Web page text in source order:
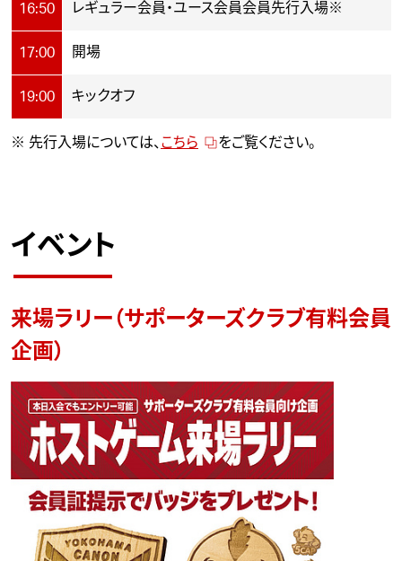
16:50 レギュラー会員・ユース会員会員先行入場※
17:00 開場
19:00 キックオフ
※ 先行入場については、 こちら をご覧ください。
イベント
来場ラリー（サポーターズクラブ有料会員
企画）